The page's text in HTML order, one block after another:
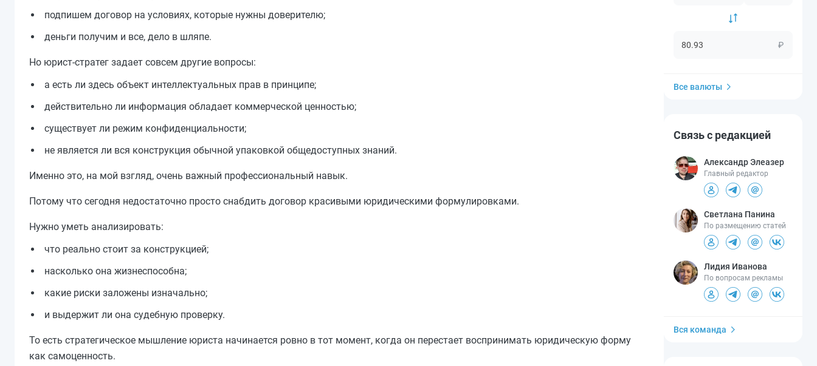
подпишем договор на условиях, которые нужны доверителю;
деньги получим и все, дело в шляпе.
Но юрист-стратег задает совсем другие вопросы:
а есть ли здесь объект интеллектуальных прав в принципе;
действительно ли информация обладает коммерческой ценностью;
существует ли режим конфиденциальности;
не является ли вся конструкция обычной упаковкой общедоступных знаний.
Именно это, на мой взгляд, очень важный профессиональный навык.
Потому что сегодня недостаточно просто снабдить договор красивыми юридическими формулировками.
Нужно уметь анализировать:
что реально стоит за конструкцией;
насколько она жизнеспособна;
какие риски заложены изначально;
и выдержит ли она судебную проверку.
То есть стратегическое мышление юриста начинается ровно в тот момент, когда он перестает воспринимать юридическую форму
как самоценность.
₽
Все валюты
Связь с редакцией
Александр Элеазер
Главный редактор
Светлана Панина
По размещению статей
Лидия Иванова
По вопросам рекламы
Вся команда